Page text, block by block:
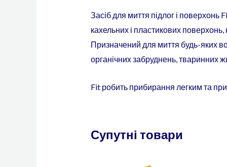
Засіб для миття підлог і поверхонь
кахельних і пластикових поверхонь,
Призначений для миття будь-яких
органічних забруднень, тваринних
Fit робить прибирання легким та
Супутні товари